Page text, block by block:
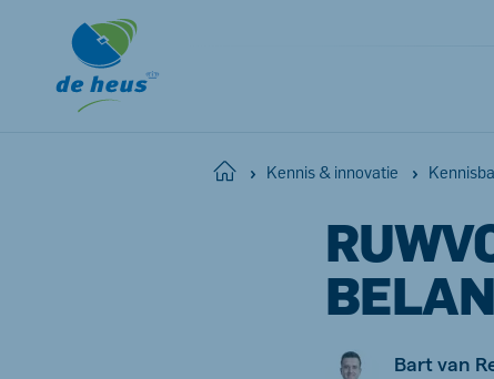
Home Kennis & innovatie
Bart van